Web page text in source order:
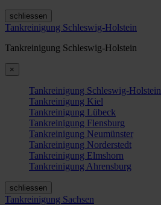
schliessen
Tankreinigung Schleswig-Holstein
Tankreinigung Schleswig-Holstein
×
Tankreinigung Schleswig-Holstein
Tankreinigung Kiel
Tankreinigung Lübeck
Tankreinigung Flensburg
Tankreinigung Neumünster
Tankreinigung Norderstedt
Tankreinigung Elmshorn
Tankreinigung Ahrensburg
schliessen
Tankreinigung Sachsen